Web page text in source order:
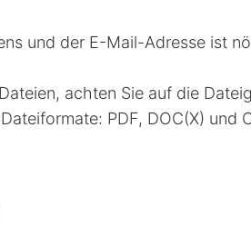
und der E-Mail-Adresse ist
achten Sie auf die
PDF, DOC(X) und